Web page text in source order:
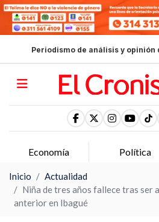
Periodismo de análisis y opinión
Economía Política
Inicio
Actualidad
Niña de tres años fallece tras ser
anterior en Ibagué